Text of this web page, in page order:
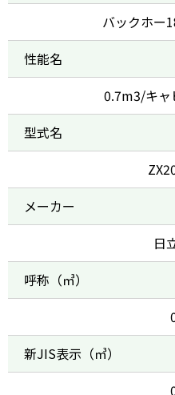
バックホー
性能名
0.7m3/キャ
型式名
メーカー
日
呼称（㎥）
新JIS表示（㎥）